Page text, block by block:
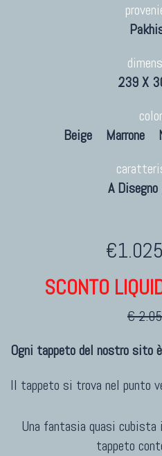
239 X
Beige
Marrone
A Disegno
€1.025
SCONTO
€
Ogni tappeto del nostro sito
Il tappeto si trova nel punto
Una fantasia quasi
tappeto